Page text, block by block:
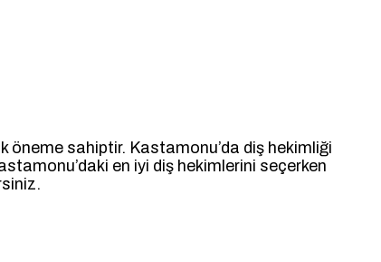
öneme sahiptir. Kastamonu’da diş hekimliği
en iyi diş hekimlerini seçerken